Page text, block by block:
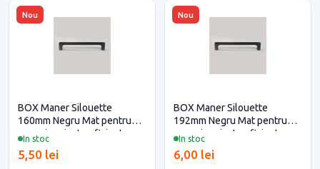
Nou
In stoc
BOX Maner Silouette
160mm Negru Mat pentru
casa si proiecte eficiente
5,50 lei
Nou
In stoc
BOX Maner Silouette
192mm Negru Mat pentru
casa si proiecte eficiente
6,00 lei